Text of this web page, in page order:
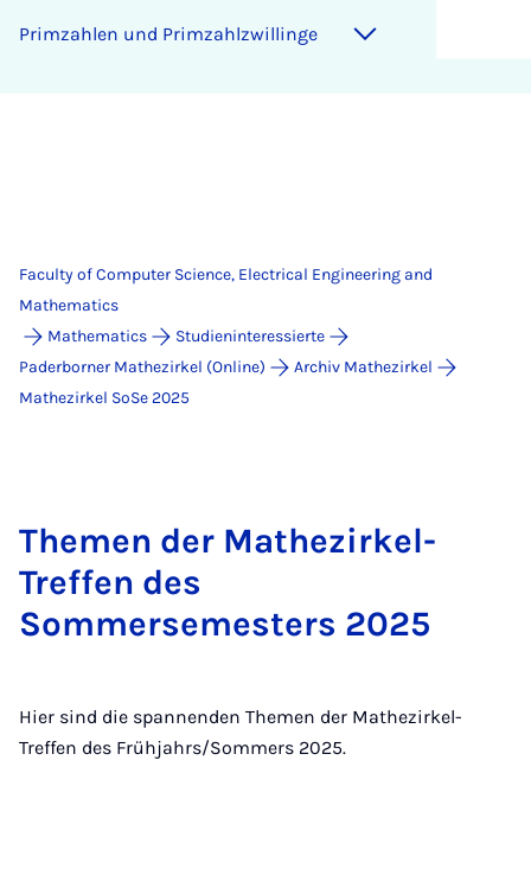
Primzah­len und Primzahlzwill­inge
Faculty of Computer Science, Electrical Engineering and
Mathematics
Mathematics
Studieninteressierte
Paderborner Mathezirkel (Online)
Archiv Mathezirkel
Mathezirkel SoSe 2025
Themen der Mathezirkel-
Treffen des
Sommersemesters 2025
Hier sind die spannenden Themen der Mathezirkel-
Treffen des Frühjahrs/Sommers 2025.